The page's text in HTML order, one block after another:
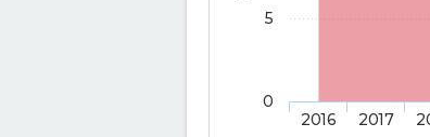
2016 2017
0
5